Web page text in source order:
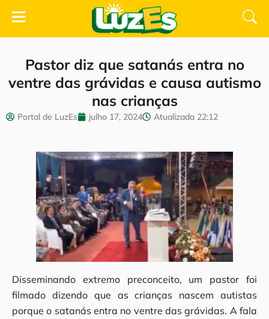
Pastor diz que satanás entra no
ventre das grávidas e causa autismo
nas crianças
Portal de LuzEs julho 17, 2024 Atualizada 22:12
Disseminando extremo preconceito, um pastor foi
filmado dizendo que as crianças nascem autistas
porque o satanás entra no ventre das grávidas. A fala